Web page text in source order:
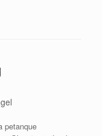
petanque